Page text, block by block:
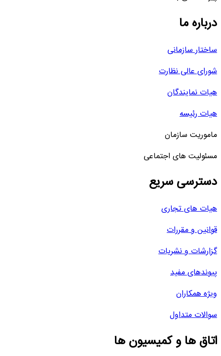
درباره ما
ساختار سازمانی
شورای عالی نظارت
هیات نمایندگان
هیات رئیسه
ماموریت سازمان
مسئولیت های اجتماعی
دسترسی سریع
هیات های تجاری
قوانین و مقررات
گزارشات و نشریات
پیوندهای مفید
ویژه همکاران
سوالات متداول
اتاق ها و کمیسیون ها